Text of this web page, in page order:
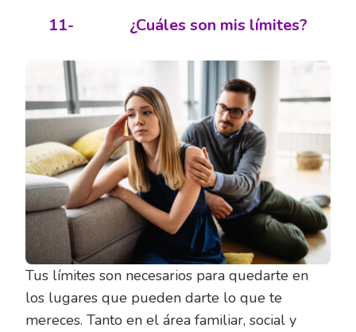
11- ¿Cuáles son mis límites?
Tus límites son necesarios para quedarte en
los lugares que pueden darte lo que te
mereces. Tanto en el área familiar, social y